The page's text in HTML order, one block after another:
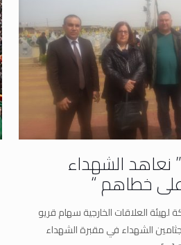
نعاهد الشهداء
على خطاهم “
لهيئة العلاقات الخارجية سهام قريو
الشهداء في مقبرة الشهداء